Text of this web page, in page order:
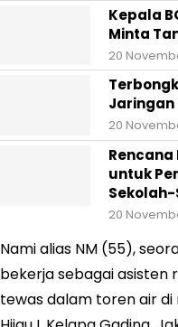
Kepala
Minta
20
Jaringan
20
untuk
20
Nami alias NM (55),
bekerja sebagai asisten
tewas dalam toren air